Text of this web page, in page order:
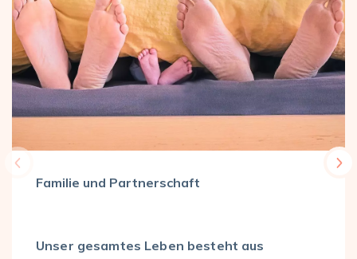
Familie und Partnerschaft
Unser gesamtes Leben besteht aus